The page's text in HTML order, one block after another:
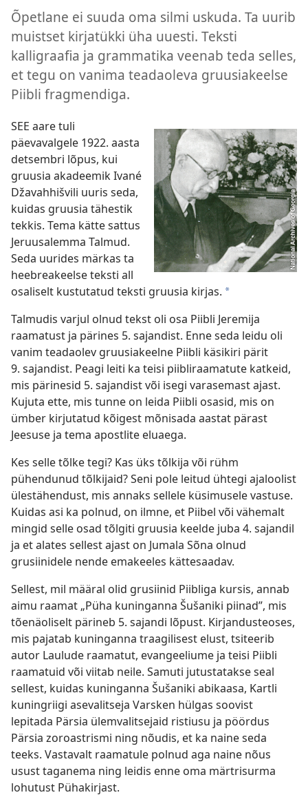
Õpetlane ei suuda oma silmi uskuda. Ta uurib
muistset kirjatükki üha uuesti. Teksti
kalligraafia ja grammatika veenab teda selles,
et tegu on vanima teadaoleva gruusiakeelse
Piibli fragmendiga.
SEE aare tuli
päevavalgele 1922. aasta
detsembri lõpus, kui
gruusia akadeemik Ivané
Džavahhišvili uuris seda,
kuidas gruusia tähestik
tekkis. Tema kätte sattus
Jeruusalemma Talmud.
Seda uurides märkas ta
heebreakeelse teksti all
osaliselt kustutatud teksti gruusia kirjas. *
Talmudis varjul olnud tekst oli osa Piibli Jeremija
raamatust ja pärines 5. sajandist. Enne seda leidu oli
vanim teadaolev gruusiakeelne Piibli käsikiri pärit
9. sajandist. Peagi leiti ka teisi piibliraamatute katkeid,
mis pärinesid 5. sajandist või isegi varasemast ajast.
Kujuta ette, mis tunne on leida Piibli osasid, mis on
ümber kirjutatud kõigest mõnisada aastat pärast
Jeesuse ja tema apostlite eluaega.
Kes selle tõlke tegi? Kas üks tõlkija või rühm
pühendunud tõlkijaid? Seni pole leitud ühtegi ajaloolist
ülestähendust, mis annaks sellele küsimusele vastuse.
Kuidas asi ka polnud, on ilmne, et Piibel või vähemalt
mingid selle osad tõlgiti gruusia keelde juba 4. sajandil
ja et alates sellest ajast on Jumala Sõna olnud
grusiinidele nende emakeeles kättesaadav.
Sellest, mil määral olid grusiinid Piibliga kursis, annab
aimu raamat „Püha kuninganna Šušaniki piinad”, mis
tõenäoliselt pärineb 5. sajandi lõpust. Kirjandusteoses,
mis pajatab kuninganna traagilisest elust, tsiteerib
autor Laulude raamatut, evangeeliume ja teisi Piibli
raamatuid või viitab neile. Samuti jutustatakse seal
sellest, kuidas kuninganna Šušaniki abikaasa, Kartli
kuningriigi asevalitseja Varsken hülgas soovist
lepitada Pärsia ülemvalitsejaid ristiusu ja pöördus
Pärsia zoroastrismi ning nõudis, et ka naine seda
teeks. Vastavalt raamatule polnud aga naine nõus
usust taganema ning leidis enne oma märtrisurma
lohutust Pühakirjast.